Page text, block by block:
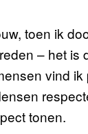
toen ik
­– het is
vind
tonen.